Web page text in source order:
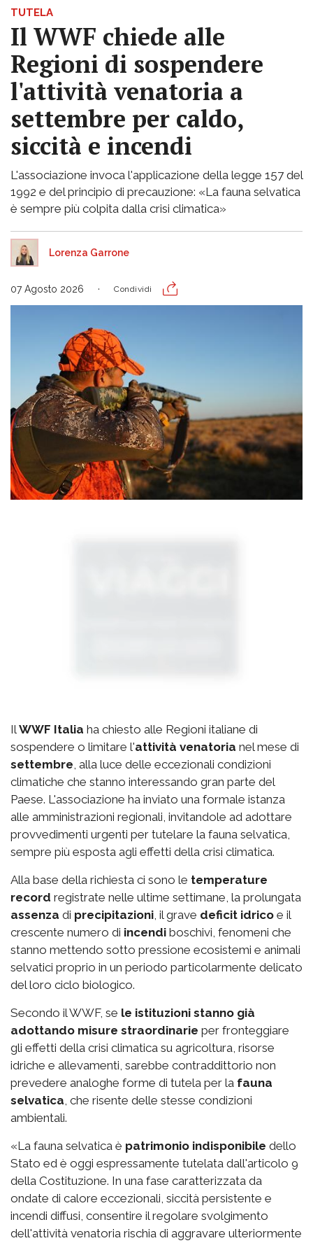
TUTELA
Il WWF chiede alle
Regioni di sospendere
l'attività venatoria a
settembre per caldo,
siccità e incendi
L'associazione invoca l'applicazione della legge 157 del
1992 e del principio di precauzione: «La fauna selvatica
è sempre più colpita dalla crisi climatica»
Lorenza Garrone
07 Agosto 2026 Condividi
IlWWF Italia ha chiesto alle Regioni italiane di
sospendere o limitare l'attività venatoria nel mese di
settembre, alla luce delle eccezionali condizioni
climatiche che stanno interessando gran parte del
Paese. L'associazione ha inviato una formale istanza
alle amministrazioni regionali, invitandole ad adottare
provvedimenti urgenti per tutelare la fauna selvatica,
sempre più esposta agli effetti della crisi climatica.
Alla base della richiesta ci sono le temperature
record registrate nelle ultime settimane, la prolungata
assenza di precipitazioni, il grave deficit idrico e il
crescente numero di incendi boschivi, fenomeni che
stanno mettendo sotto pressione ecosistemi e animali
selvatici proprio in un periodo particolarmente delicato
del loro ciclo biologico.
Secondo il WWF, se le istituzioni stanno già
adottando misure straordinarie per fronteggiare
gli effetti della crisi climatica su agricoltura, risorse
idriche e allevamenti, sarebbe contraddittorio non
prevedere analoghe forme di tutela per la fauna
selvatica, che risente delle stesse condizioni
ambientali.
«La fauna selvatica è patrimonio indisponibile dello
Stato ed è oggi espressamente tutelata dall'articolo 9
della Costituzione. In una fase caratterizzata da
ondate di calore eccezionali, siccità persistente e
incendi diffusi, consentire il regolare svolgimento
dell'attività venatoria rischia di aggravare ulteriormente